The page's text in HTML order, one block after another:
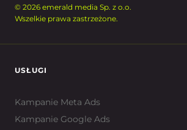
© 2026 emerald media Sp. z o.o.
Wszelkie prawa zastrzeżone.
USŁUGI
Kampanie Meta Ads
Kampanie Google Ads